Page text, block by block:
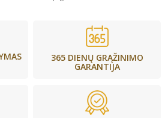
365 DIENŲ GRĄŽINIMO
GARANTIJA